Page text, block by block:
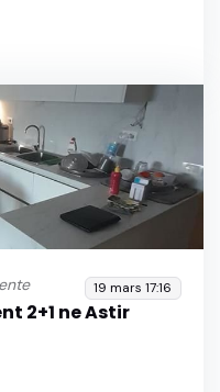
19 mars 17:16
2+1 ne Astir